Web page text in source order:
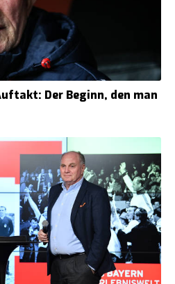
Der Beginn, den man